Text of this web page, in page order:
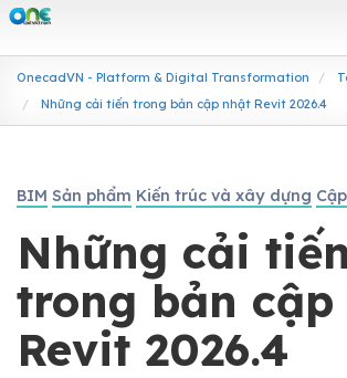
OnecadVN - Platform & Digital Transformation
Những cải tiến trong bản cập nhật Revit 2026.4
BIM Sản phẩm Kiến trúc và xây dựng
Những cải tiến
trong bản
Revit 2026.4